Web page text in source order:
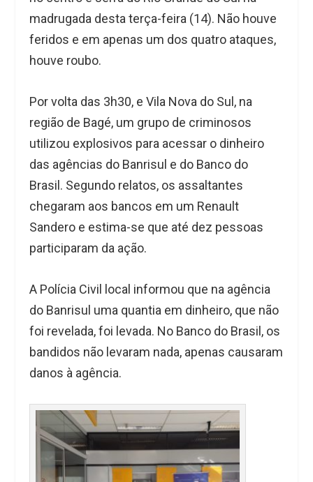
madrugada desta terça-feira (14). Não houve
feridos e em apenas um dos quatro ataques,
houve roubo.
Por volta das 3h30, e Vila Nova do Sul, na
região de Bagé, um grupo de criminosos
utilizou explosivos para acessar o dinheiro
das agências do Banrisul e do Banco do
Brasil. Segundo relatos, os assaltantes
chegaram aos bancos em um Renault
Sandero e estima-se que até dez pessoas
participaram da ação.
A Polícia Civil local informou que na agência
do Banrisul uma quantia em dinheiro, que não
foi revelada, foi levada. No Banco do Brasil, os
bandidos não levaram nada, apenas causaram
danos à agência.